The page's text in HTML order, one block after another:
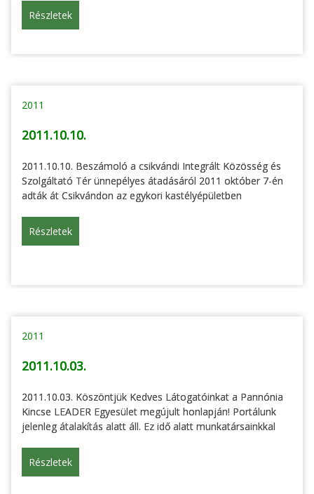
Részletek
2011
2011.10.10.
2011.10.10. Beszámoló a csikvándi Integrált Közösség és
Szolgáltató Tér ünnepélyes átadásáról 2011 október 7-én
adták át Csikvándon az egykori kastélyépületben
Részletek
2011
2011.10.03.
2011.10.03. Köszöntjük Kedves Látogatóinkat a Pannónia
Kincse LEADER Egyesület megújult honlapján! Portálunk
jelenleg átalakítás alatt áll. Ez idő alatt munkatársainkkal
Részletek